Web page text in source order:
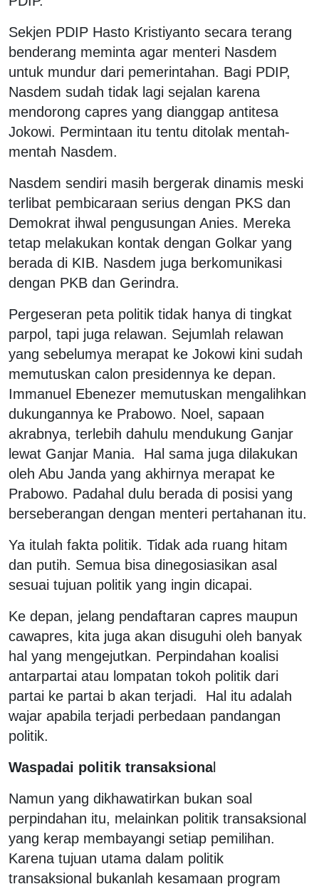
Sekjen PDIP Hasto Kristiyanto secara terang
benderang meminta agar menteri Nasdem
untuk mundur dari pemerintahan. Bagi PDIP,
Nasdem sudah tidak lagi sejalan karena
mendorong capres yang dianggap antitesa
Jokowi. Permintaan itu tentu ditolak mentah-
mentah Nasdem.
Nasdem sendiri masih bergerak dinamis meski
terlibat pembicaraan serius dengan PKS dan
Demokrat ihwal pengusungan Anies. Mereka
tetap melakukan kontak dengan Golkar yang
berada di KIB. Nasdem juga berkomunikasi
dengan PKB dan Gerindra.
Pergeseran peta politik tidak hanya di tingkat
parpol, tapi juga relawan. Sejumlah relawan
yang sebelumya merapat ke Jokowi kini sudah
memutuskan calon presidennya ke depan.
Immanuel Ebenezer memutuskan mengalihkan
dukungannya ke Prabowo. Noel, sapaan
akrabnya, terlebih dahulu mendukung Ganjar
lewat Ganjar Mania. Hal sama juga dilakukan
oleh Abu Janda yang akhirnya merapat ke
Prabowo. Padahal dulu berada di posisi yang
berseberangan dengan menteri pertahanan itu.
Ya itulah fakta politik. Tidak ada ruang hitam
dan putih. Semua bisa dinegosiasikan asal
sesuai tujuan politik yang ingin dicapai.
Ke depan, jelang pendaftaran capres maupun
cawapres, kita juga akan disuguhi oleh banyak
hal yang mengejutkan. Perpindahan koalisi
antarpartai atau lompatan tokoh politik dari
partai ke partai b akan terjadi. Hal itu adalah
wajar apabila terjadi perbedaan pandangan
politik.
Waspadai politik transaksional
Namun yang dikhawatirkan bukan soal
perpindahan itu, melainkan politik transaksional
yang kerap membayangi setiap pemilihan.
Karena tujuan utama dalam politik
transaksional bukanlah kesamaan program